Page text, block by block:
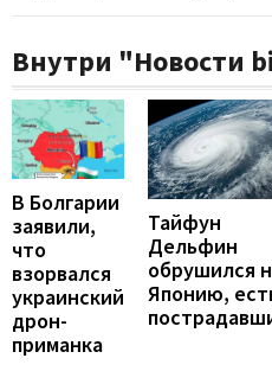
Внутри "Новости
В Болгарии
заявили,
что
взорвался
украинский
дрон-
приманка
Тайфун
Дельфин
обрушился
Японию,